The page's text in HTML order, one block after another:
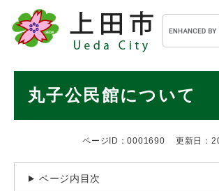
メニューを飛ばして本文へ
キ
ー
ワ
検
丸子公民館について
ページID：0001690 更新日：
ページ内目次